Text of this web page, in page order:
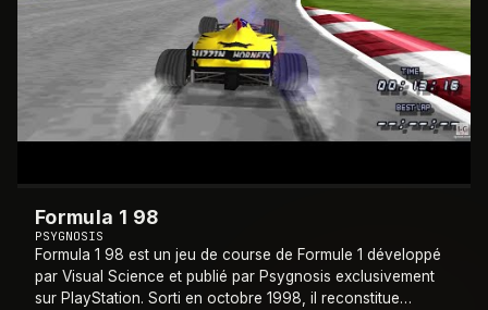
Formula 1 98
PSYGNOSIS
Formula 1 98 est un jeu de course de Formule 1 développé
par Visual Science et publié par Psygnosis exclusivement
sur PlayStation. Sorti en octobre 1998, il reconstitue